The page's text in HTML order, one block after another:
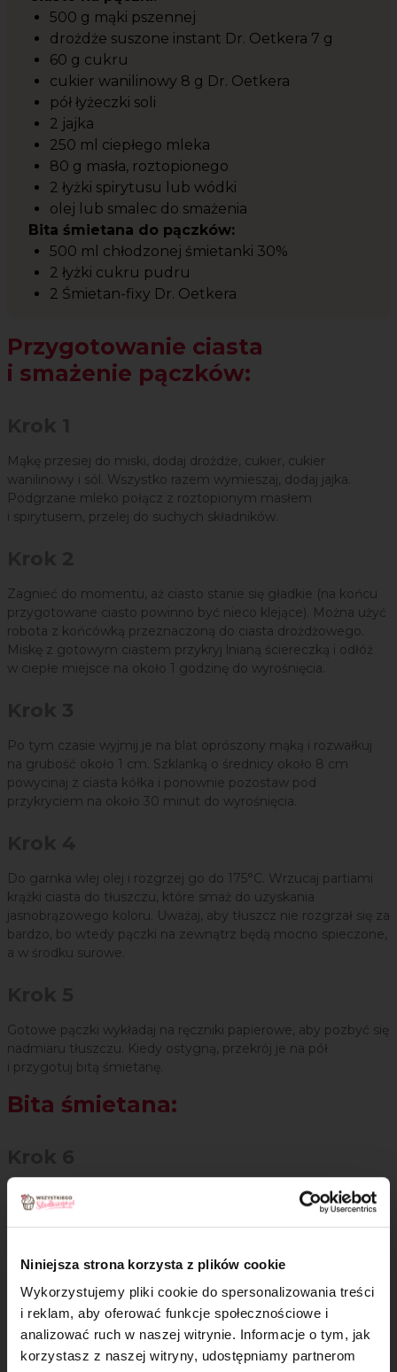
Niniejsza strona korzysta z plików cookie
Wykorzystujemy pliki cookie do spersonalizowania treści
i reklam, aby oferować funkcje społecznościowe i
analizować ruch w naszej witrynie. Informacje o tym, jak
korzystasz z naszej witryny, udostępniamy partnerom
500 g mąki pszennej
drożdże suszone instant Dr. Oetkera 7 g
60 g cukru
cukier wanilinowy 8 g Dr. Oetkera
pół łyżeczki soli
2 jajka
250 ml ciepłego mleka
80 g masła, roztopionego
2 łyżki spirytusu lub wódki
olej lub smalec do smażenia
Bita śmietana do pączków:
500 ml chłodzonej śmietanki 30%
2 łyżki cukru pudru
2 Śmietan-fixy Dr. Oetkera
Przygotowanie ciasta
i smażenie pączków:
Mąkę przesiej do miski, dodaj drożdże, cukier, cukier
wanilinowy i sól. Wszystko razem wymieszaj, dodaj jajka.
Podgrzane mleko połącz z roztopionym masłem
i spirytusem, przelej do suchych składników.
Zagnieć do momentu, aż ciasto stanie się gładkie (na końcu
przygotowane ciasto powinno być nieco klejące). Można użyć
robota z końcówką przeznaczoną do ciasta drożdżowego.
Miskę z gotowym ciastem przykryj lnianą ściereczką i odłóż
w ciepłe miejsce na około 1 godzinę do wyrośnięcia.
Po tym czasie wyjmij je na blat oprószony mąką i rozwałkuj
na grubość około 1 cm. Szklanką o średnicy około 8 cm
powycinaj z ciasta kółka i ponownie pozostaw pod
przykryciem na około 30 minut do wyrośnięcia.
Do garnka wlej olej i rozgrzej go do 175°C. Wrzucaj partiami
krążki ciasta do tłuszczu, które smaż do uzyskania
jasnobrązowego koloru. Uważaj, aby tłuszcz nie rozgrzał się za
bardzo, bo wtedy pączki na zewnątrz będą mocno spieczone,
a w środku surowe.
Gotowe pączki wykładaj na ręczniki papierowe, aby pozbyć się
nadmiaru tłuszczu. Kiedy ostygną, przekrój je na pół
i przygotuj bitą śmietanę.
Bita śmietana:
W misce ubij krótko śmietankę, w osobnej małej misce
wymieszaj cukier puder ze śmietan-fixem, przesyp do
śmietanki i dalej miksuj do otrzymania kremowej konsystencji
Krok 7
Krem przełóż do worka cukierniczego i przyłóż nim pączki.
Przed podaniem oprószyć cukrem pudrem.
×